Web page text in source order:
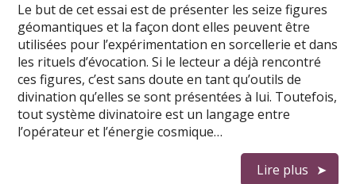
Le but de cet essai est de présenter les seize figures
géomantiques et la façon dont elles peuvent être
utilisées pour l’expérimentation en sorcellerie et dans
les rituels d’évocation. Si le lecteur a déjà rencontré
ces figures, c’est sans doute en tant qu’outils de
divination qu’elles se sont présentées à lui. Toutefois,
tout système divinatoire est un langage entre
l’opérateur et l’énergie cosmique…
Lire plus